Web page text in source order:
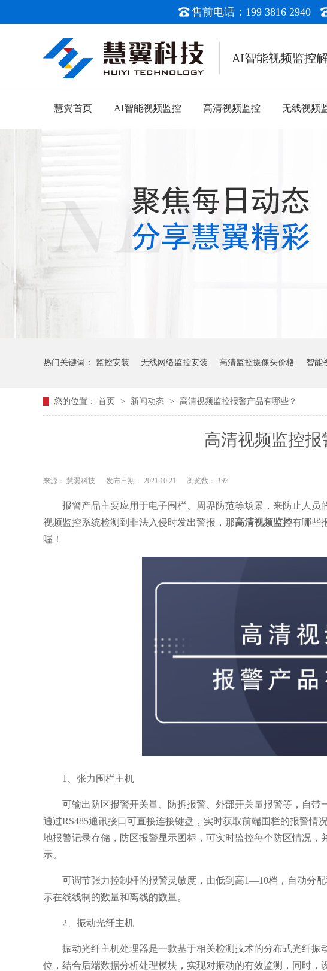
售前电话：199 3816 2940
AI智能视频监控
慧翼首页 AI智能视频监控 高清视频监控 无线视频
热门关键词： 监控安装 无线网络监控安装 高清监控摄像头价格 智能
您的位置： 首页 > 新闻动态 > 高清视频监控报警产品有哪些？
高清视频监控报
来源： 慧翼科技 发布日期： 2021.10.21 浏览数： 197
报警产品主要应用于电子围栏、周界防范等场景，来防止人
视频监控系统检测到非法入侵时发出警报，那高清视频监控有哪些
喔！
1、张力围栏主机
可输出防区报警开关量、防拆报警、外部开关量报警等，自带
通过RS485通讯接口可直接连接键盘，实时获取前端围栏的报警
地报警记录存储，防区报警显示图标，可实时监控每个防区情况
示。
可调节张力控制杆的报警灵敏度，由低到高1—10档，自动分
示在线线制的数量和离线的数量。
2、振动光纤主机
振动光纤主机处理器是一款基于相关检测技术的分布式光纤
位，结合后端数据分析处理模块，实现对振动的有效监测，同时，